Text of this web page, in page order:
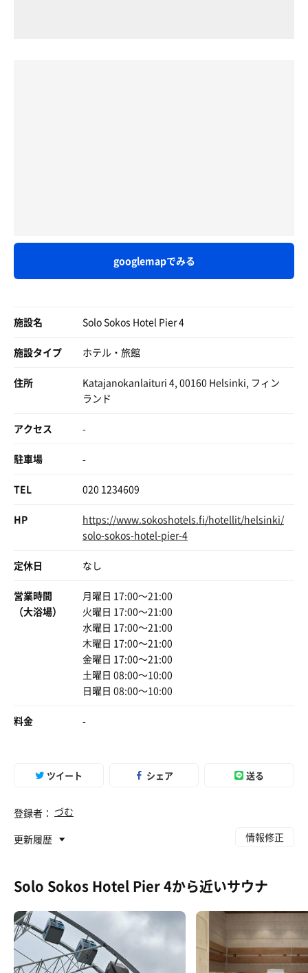
googlemapでみる
施設名 Solo Sokos Hotel Pier 4
施設タイプ ホテル・旅館
住所
Katajanokanlaituri 4, 00160 Helsinki, フィン
ランド
アクセス -
駐車場 -
TEL 020 1234609
HP
https://www.sokoshotels.fi/hotellit/helsinki/
solo-sokos-hotel-pier-4
定休日 なし
営業時間
（大浴場）
月曜日 17:00〜21:00
火曜日 17:00〜21:00
水曜日 17:00〜21:00
木曜日 17:00〜21:00
金曜日 17:00〜21:00
土曜日 08:00〜10:00
日曜日 08:00〜10:00
料金 -
ツイート シェア 送る
登録者： づむ
更新履歴
情報修正
Solo Sokos Hotel Pier 4から近いサウナ